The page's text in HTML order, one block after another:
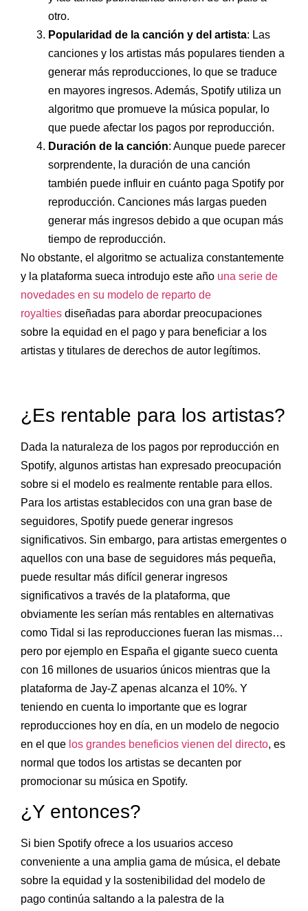
otro.
Popularidad de la canción y del artista: Las
canciones y los artistas más populares tienden a
generar más reproducciones, lo que se traduce
en mayores ingresos. Además, Spotify utiliza un
algoritmo que promueve la música popular, lo
que puede afectar los pagos por reproducción.
Duración de la canción: Aunque puede parecer
sorprendente, la duración de una canción
también puede influir en cuánto paga Spotify por
reproducción. Canciones más largas pueden
generar más ingresos debido a que ocupan más
tiempo de reproducción.
No obstante, el algoritmo se actualiza constantemente
y la plataforma sueca introdujo este año una serie de
novedades en su modelo de reparto de
royalties diseñadas para abordar preocupaciones
sobre la equidad en el pago y para beneficiar a los
artistas y titulares de derechos de autor legítimos.
¿Es rentable para los artistas?
Dada la naturaleza de los pagos por reproducción en
Spotify, algunos artistas han expresado preocupación
sobre si el modelo es realmente rentable para ellos.
Para los artistas establecidos con una gran base de
seguidores, Spotify puede generar ingresos
significativos. Sin embargo, para artistas emergentes o
aquellos con una base de seguidores más pequeña,
puede resultar más difícil generar ingresos
significativos a través de la plataforma, que
obviamente les serían más rentables en alternativas
como Tidal si las reproducciones fueran las mismas…
pero por ejemplo en España el gigante sueco cuenta
con 16 millones de usuarios únicos mientras que la
plataforma de Jay-Z apenas alcanza el 10%. Y
teniendo en cuenta lo importante que es lograr
reproducciones hoy en día, en un modelo de negocio
en el que los grandes beneficios vienen del directo, es
normal que todos los artistas se decanten por
promocionar su música en Spotify.
¿Y entonces?
Si bien Spotify ofrece a los usuarios acceso
conveniente a una amplia gama de música, el debate
sobre la equidad y la sostenibilidad del modelo de
pago continúa saltando a la palestra de la